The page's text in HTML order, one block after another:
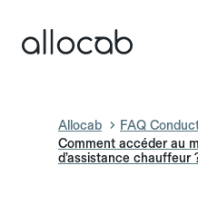
Allocab FAQ
Comment accéder au
d’assistance chauffeur